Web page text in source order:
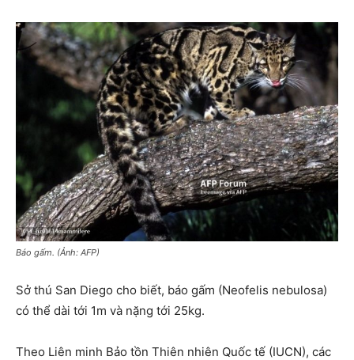
Báo gấm. (Ảnh: AFP)
Sở thú San Diego cho biết, báo gấm (Neofelis nebulosa)
có thể dài tới 1m và nặng tới 25kg.
Theo Liên minh Bảo tồn Thiên nhiên Quốc tế (IUCN), các